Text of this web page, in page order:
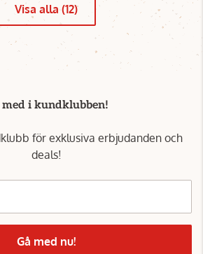
Visa alla (12)
med i kundklubben!
för exklusiva erbjudanden och
deals!
Gå med nu!